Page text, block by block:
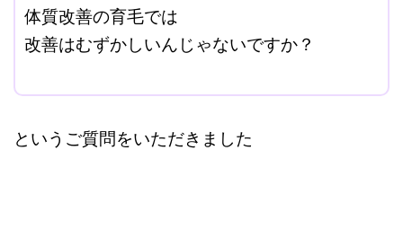
体質改善の育毛では
改善はむずかしいんじゃないですか？
というご質問をいただきました